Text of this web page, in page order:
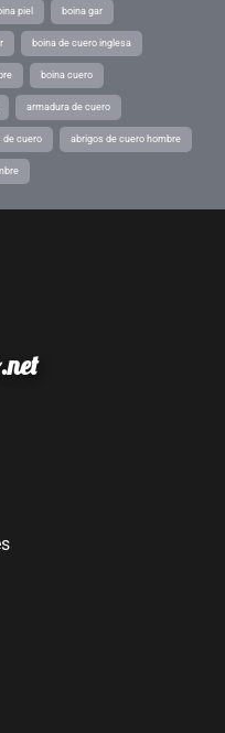
piel boina gar
boina de cuero inglesa
boina cuero
armadura de cuero
de cuero abrigos de cuero hombre